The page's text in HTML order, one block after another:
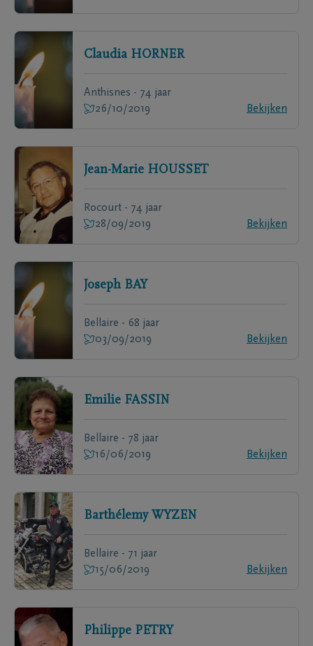
Claudia HORNER
Anthisnes - 74 jaar
26/10/2019
Bekijken
Jean-Marie HOUSSET
Rocourt - 74 jaar
28/09/2019
Bekijken
Joseph BAY
Bellaire - 68 jaar
03/09/2019
Bekijken
Emilie FASSIN
Bellaire - 78 jaar
16/06/2019
Bekijken
Barthélemy WYZEN
Bellaire - 71 jaar
15/06/2019
Bekijken
Philippe PETRY